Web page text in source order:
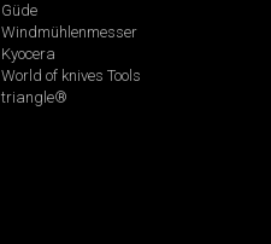
Güde
Windmühlenmesser
Kyocera
World of knives Tools
triangle®